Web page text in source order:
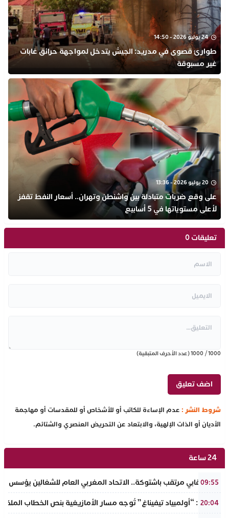
24 يوليو 2026 - 14:50
طوارئ قصوى في مدريد: الجيش يتدخل لمواجهة حرائق غابات
غير مسبوقة
20 يوليو 2026 - 13:36
على وقع ضربات متبادلة بين واشنطن وتهران.. أسعار النفط تقفز
لأعلى مستوياتها في 5 أسابيع
تعليقات 0
1000
/
1000(عدد الأحرف المتبقية)
شروط النشر : عدم الإساءة للكاتب أو للأشخاص أو للمقدسات أو مهاجمة
الأديان أو الذات الإلهية، والابتعاد عن التحريض العنصري والشتائم.
24 ساعة
09:55
حدث نقابي مرتقب باشتوكة.. الاتحاد المغربي العام للشغالين
20:04
تفراوت: “أولمبياد تيفيناغ” تُوجه مسار الأمازيغية بنص الخطاب الملكي